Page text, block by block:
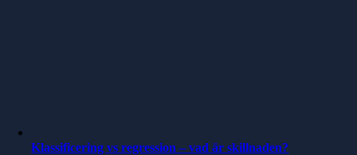
Klassificering vs regression – vad är skillnaden?